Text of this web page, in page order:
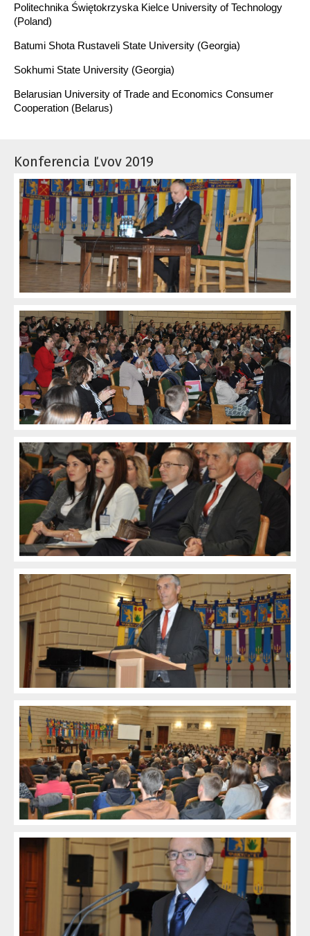
Politechnika Świętokrzyska Kielce University of Technology
(Poland)
Batumi Shota Rustaveli State University (Georgia)
Sokhumi State University (Georgia)
Belarusian University of Trade and Economics Consumer
Cooperation (Belarus)
Konferencia Ľvov 2019